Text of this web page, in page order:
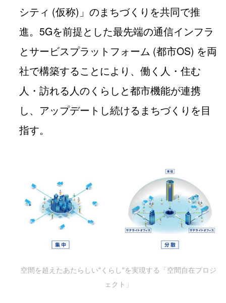
シティ (仮称)」のまちづくりを共同で推
進。5Gを前提とした最先端の通信インフラ
とサービスプラットフォーム (都市OS) を両
社で構築することにより、働く人・住む
人・訪れる人のくらしと都市機能が連携
し、アップデートし続けるまちづくりを目
指す。
空間を超えたあたらしい"くらし"を実現する「空間自在プロジ
ェクト」